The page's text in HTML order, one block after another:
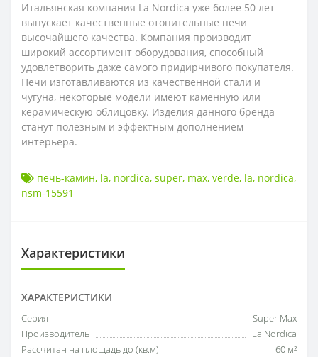
Итальянская компания La Nordica уже более 50 лет
выпускает качественные отопительные печи
высочайшего качества. Компания производит
широкий ассортимент оборудования, способный
удовлетворить даже самого придирчивого покупателя.
Печи изготавливаются из качественной стали и
чугуна, некоторые модели имеют каменную или
керамическую облицовку. Изделия данного бренда
станут полезным и эффектным дополнением
интерьера.
печь-камин, la, nordica, super, max, verde, la, nordica,
nsm-15591
Характеристики
ХАРАКТЕРИСТИКИ
Серия
Super Max
Производитель
La Nordica
Рассчитан на площадь до (кв.м)
60 м²